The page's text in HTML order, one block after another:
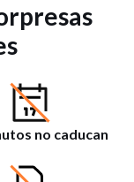
no caducan